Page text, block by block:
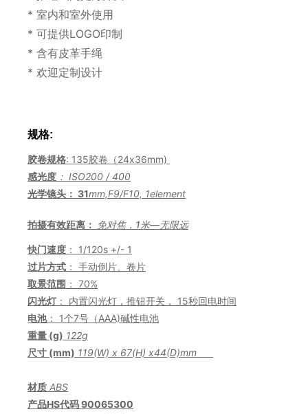
* 室内和室外使用
* 可提供LOGO印制
* 含有皮革手绳
* 欢迎定制设计
规格:
胶卷规格: 135胶卷（24x36mm)
感光度 ： ISO200 / 400
光学镜头： 31mm,F9/F10, 1element
拍摄有效距离： 免对焦，1米—无限远
快门速度 ： 1/120s +/- 1
过片方式 ： 手动倒片、卷片
取景范围 ： 70%
闪光灯 ： 内置闪光灯，推钮开关， 15秒回电时间
电池： 1个7号（AAA)碱性电池
重量 (g) 122g
尺寸 (mm) 119(W) x 67(H) x44(D)mm
材质 ABS
产品HS代码90065300